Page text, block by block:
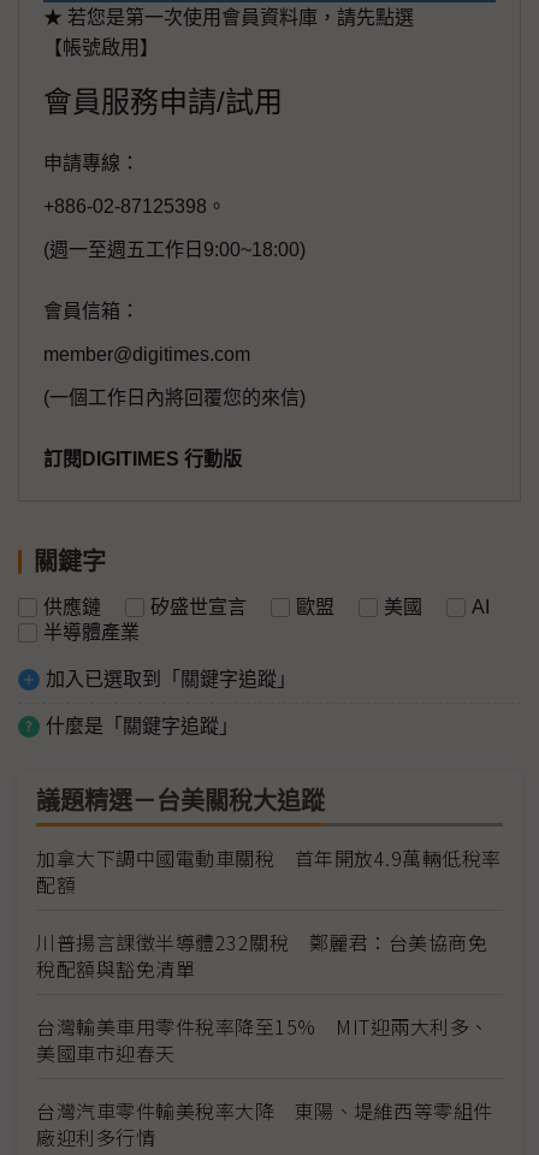
★ 若您是第一次使用會員資料庫，請先點選
【帳號啟用】
會員服務申請/試用
申請專線：
+886-02-87125398。
(週一至週五工作日9:00~18:00)
會員信箱：
member@digitimes.com
(一個工作日內將回覆您的來信)
訂閱DIGITIMES 行動版
關鍵字
供應鏈 矽盛世宣言 歐盟 美國
AI
半導體產業
加入已選取到「關鍵字追蹤」
什麼是「關鍵字追蹤」
議題精選－台美關稅大追蹤
加拿大下調中國電動車關稅 首年開放4.9萬輛低稅率
配額
川普揚言課徵半導體232關稅 鄭麗君：台美協商免
稅配額與豁免清單
台灣輸美車用零件稅率降至15% MIT迎兩大利多、
美國車市迎春天
台灣汽車零件輸美稅率大降 東陽、堤維西等零組件
廠迎利多行情